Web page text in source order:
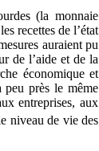
(la monnaie
recettes de l’état
auraient pu
de l’aide et de la
économique et
peu près le même
entreprises, aux
niveau de vie des